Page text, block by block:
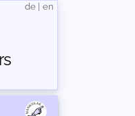
de en